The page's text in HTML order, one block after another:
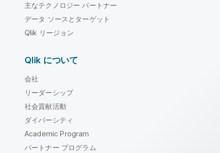
主なテクノロジー パートナー
データ ソースとターゲット
Qlik リージョン
Qlik について
会社
リーダーシップ
社会貢献活動
ダイバーシティ
Academic Program
パートナー プログラム